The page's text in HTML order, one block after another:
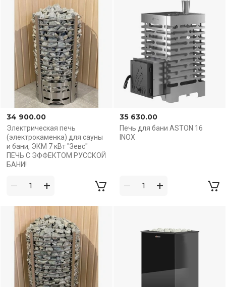
34 900.00
Электрическая печь
(электрокаменка) для сауны
и бани, ЭКМ 7 кВт "Зевс"
ПЕЧЬ С ЭФФЕКТОМ РУССКОЙ
БАНИ!
35 630.00
Печь для бани ASTON 16
INOX